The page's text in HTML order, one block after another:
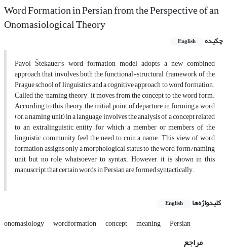
Word Formation in Persian from the Perspective of an
Onomasiological Theory
چکیده English
Pavol Štekauer's word formation model adopts a new combined
approach that involves both the functional-structural framework of the
Prague school of linguistics and a cognitive approach to word formation.
Called the ‘naming theory’, it moves from the concept to the word form.
According to this theory, the initial point of departure in forming a word
(or, a naming unit) in a language involves the analysis of a concept related
to an extralinguistic entity for which a member or members of the
linguistic community feel the need to coin a name. This view of word
formation assigns only a morphological status to the word form/naming
unit but no role whatsoever to syntax. However, it is shown in this
manuscript that certain words in Persian are formed syntactically.
کلیدواژه‌ها English
onomasiology wordformation concept meaning Persian
مراجع